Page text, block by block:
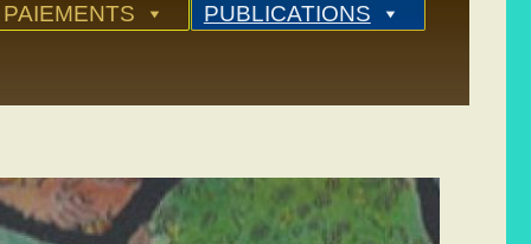
PAIEMENTS PUBLICATIONS